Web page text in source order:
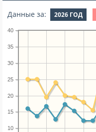
Данные за: 2026 ГОД
10
15
20
25
30
35
40